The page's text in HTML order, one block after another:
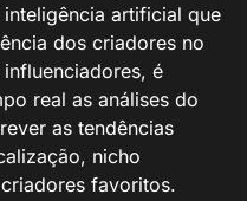
artificial que
dos criadores no
é
real as análises do
as tendências
nicho
favoritos.